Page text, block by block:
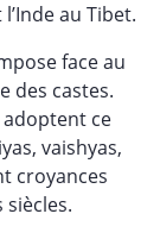
au Tibet.
face au
des castes.
adoptent ce
vaishyas,
croyances